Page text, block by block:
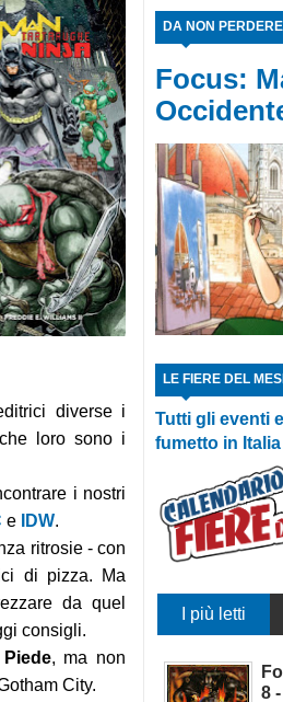
diverse i
loro sono i
i nostri
e IDW.
ritrosie - con
di pizza. Ma
da quel
consigli.
, ma non
City.
DA NON
Focus:
LE FIERE DEL
Tutti gli eventi
fumetto in
I più letti
8